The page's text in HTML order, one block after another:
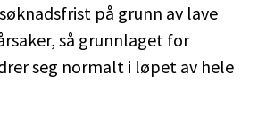
på grunn av lave
så grunnlaget for
seg normalt i løpet av hele